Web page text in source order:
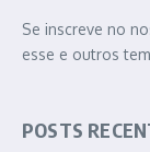
Se inscreve no
esse e outros
POSTS